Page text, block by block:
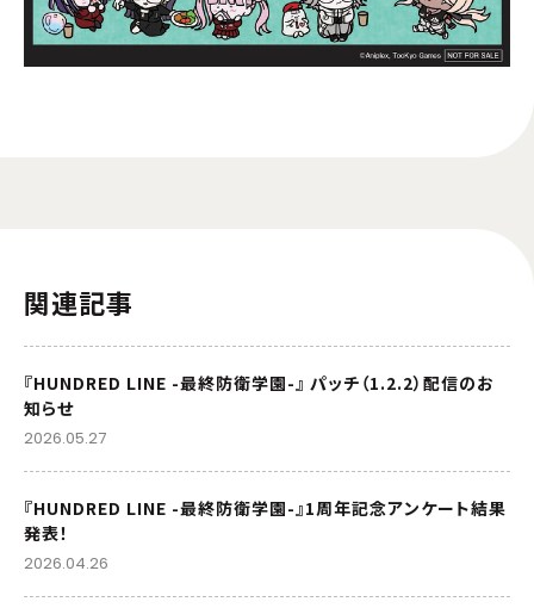
関連記事
『HUNDRED LINE -最終防衛学園-』 パッチ（1.2.2）配信のお
知らせ
2026.05.27
『HUNDRED LINE -最終防衛学園-』1周年記念アンケート結果
発表！
2026.04.26